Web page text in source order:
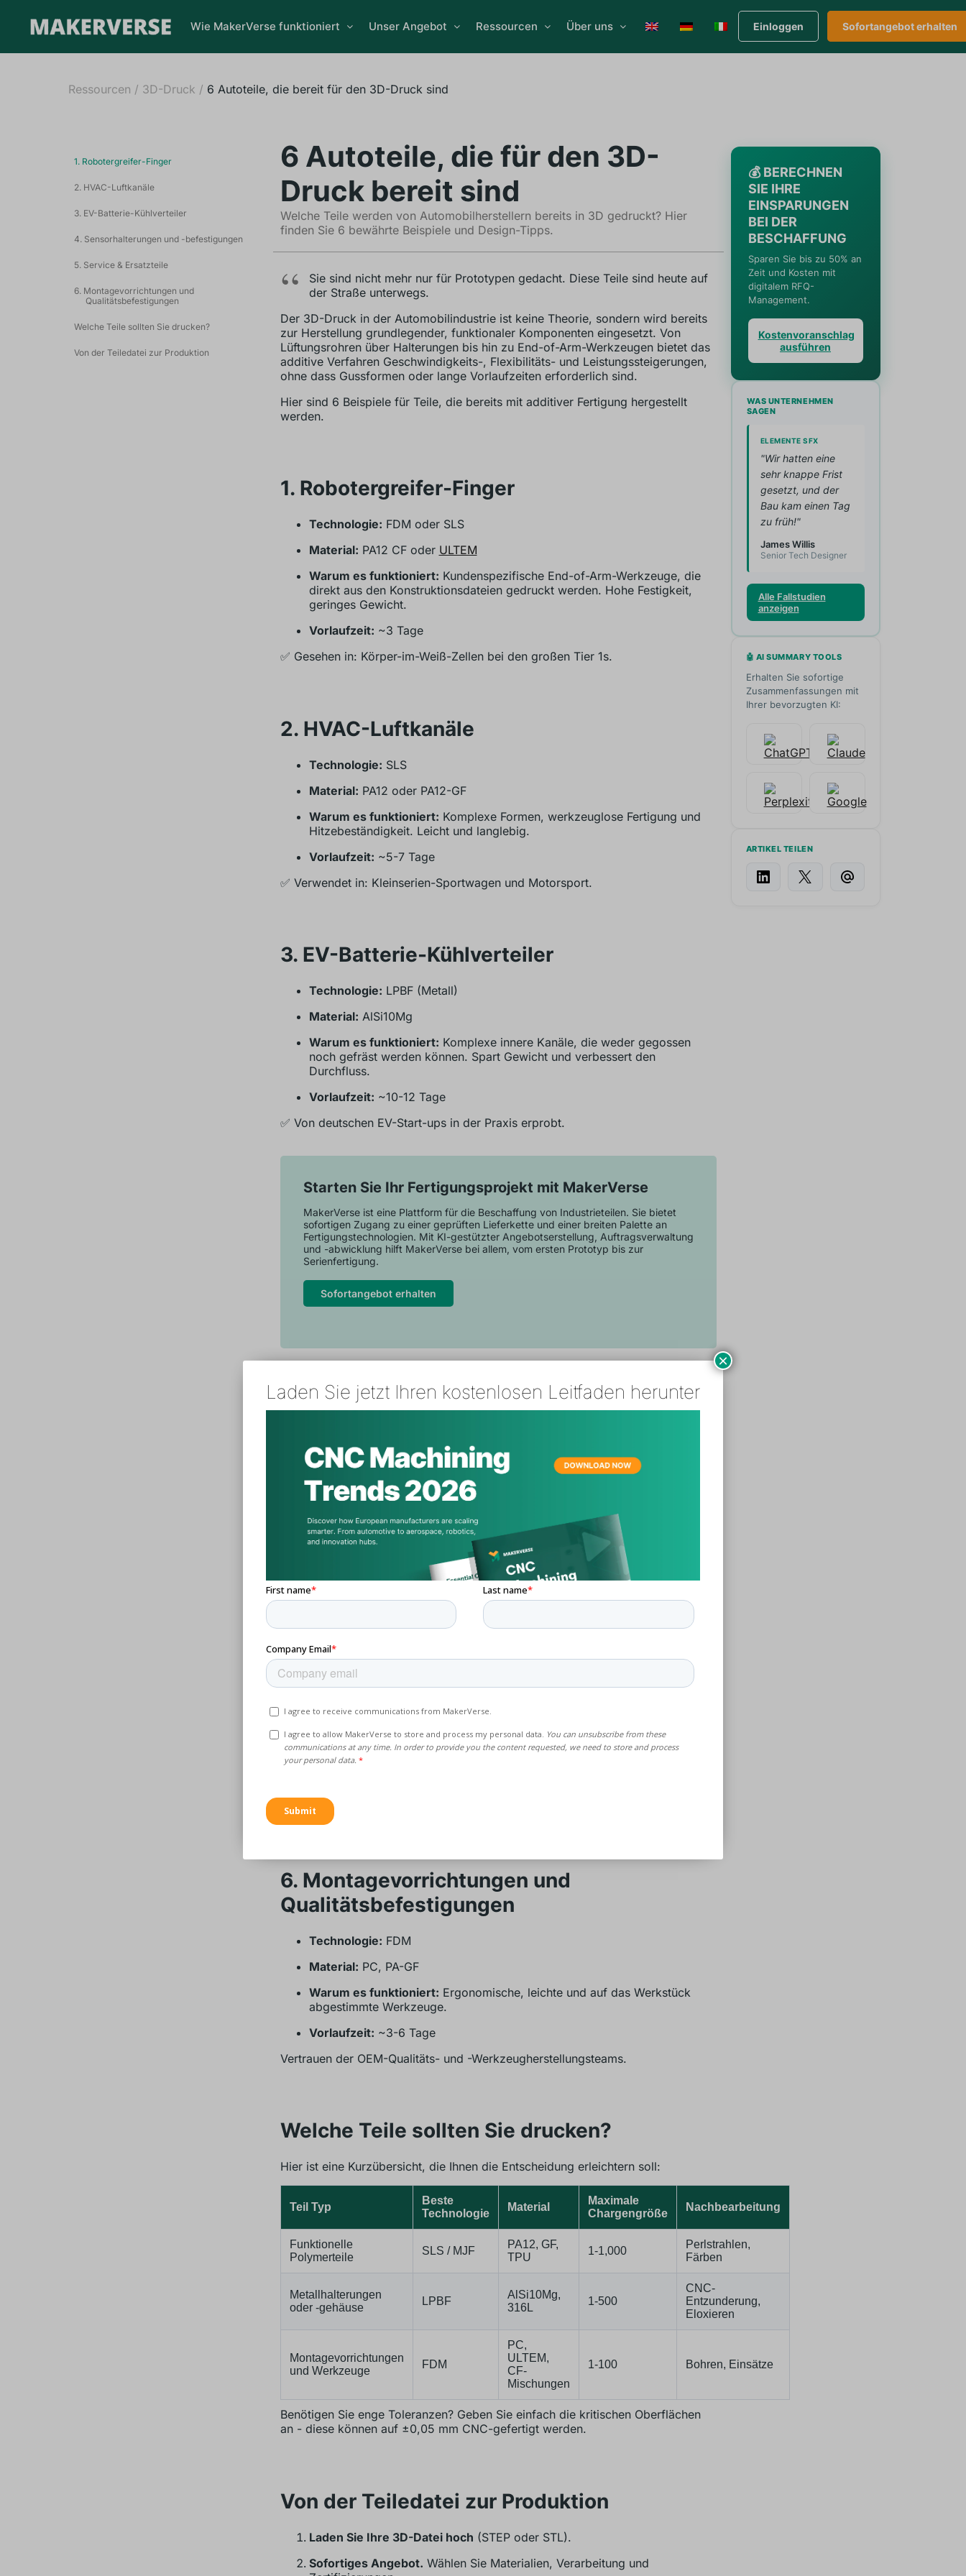
Wie MakerVerse funktioniert Unser Angebot Ressourcen Über uns Einloggen Sofortangebot erhalten
Ressourcen / 3D-Druck / 6 Autoteile, die bereit für den 3D-Druck sind
1. Robotergreifer-Finger
2. HVAC-Luftkanäle
3. EV-Batterie-Kühlverteiler
4. Sensorhalterungen und -befestigungen
5. Service & Ersatzteile
6. Montagevorrichtungen und
Qualitätsbefestigungen
Welche Teile sollten Sie drucken?
Von der Teiledatei zur Produktion
6 Autoteile, die für den 3D-
Druck bereit sind
Welche Teile werden von Automobilherstellern bereits in 3D gedruckt? Hier
finden Sie 6 bewährte Beispiele und Design-Tipps.
Sie sind nicht mehr nur für Prototypen gedacht. Diese Teile sind heute auf
der Straße unterwegs.
Der 3D-Druck in der Automobilindustrie ist keine Theorie, sondern wird bereits
zur Herstellung grundlegender, funktionaler Komponenten eingesetzt. Von
Lüftungsrohren über Halterungen bis hin zu End-of-Arm-Werkzeugen bietet das
additive Verfahren Geschwindigkeits-, Flexibilitäts- und Leistungssteigerungen,
ohne dass Gussformen oder lange Vorlaufzeiten erforderlich sind.
Hier sind 6 Beispiele für Teile, die bereits mit additiver Fertigung hergestellt
werden.
1. Robotergreifer-Finger
Technologie: FDM oder SLS
Material: PA12 CF oder ULTEM
Warum es funktioniert: Kundenspezifische End-of-Arm-Werkzeuge, die
direkt aus den Konstruktionsdateien gedruckt werden. Hohe Festigkeit,
geringes Gewicht.
Vorlaufzeit: ~3 Tage
✅ Gesehen in: Körper-im-Weiß-Zellen bei den großen Tier 1s.
2. HVAC-Luftkanäle
Technologie: SLS
Material: PA12 oder PA12-GF
Warum es funktioniert: Komplexe Formen, werkzeuglose Fertigung und
Hitzebeständigkeit. Leicht und langlebig.
Vorlaufzeit: ~5-7 Tage
✅ Verwendet in: Kleinserien-Sportwagen und Motorsport.
3. EV-Batterie-Kühlverteiler
Technologie: LPBF (Metall)
Material: AlSi10Mg
Warum es funktioniert: Komplexe innere Kanäle, die weder gegossen
noch gefräst werden können. Spart Gewicht und verbessert den
Durchfluss.
Vorlaufzeit: ~10-12 Tage
✅ Von deutschen EV-Start-ups in der Praxis erprobt.
Starten Sie Ihr Fertigungsprojekt mit MakerVerse
MakerVerse ist eine Plattform für die Beschaffung von Industrieteilen. Sie bietet
sofortigen Zugang zu einer geprüften Lieferkette und einer breiten Palette an
Fertigungstechnologien. Mit KI-gestützter Angebotserstellung, Auftragsverwaltung
und -abwicklung hilft MakerVerse bei allem, vom ersten Prototyp bis zur
Serienfertigung.
Sofortangebot erhalten
Technologie:MJF oder SLS
Material:PA12 oder TPU
Warum es funktioniert:
Schnelle Iterationen für eine perfekte Passform.
Gute Steifigkeit und Vibrationsdämpfung.
✅ Einsatz bei ADAS-Prototypen und Vorserien.
5. Service & Ersatzteile
Technologie:FDM, SLS
Material:PA12, ABS, ASA
Warum es funktioniert:Kein MOQ. Schneller Ersatz von Teilen für ältere
Fahrzeugprogramme oder Exportmärkte.
✅ Üblich auf dem Ersatzteilmarkt und in der Flottenwartung.
6. Montagevorrichtungen und
Qualitätsbefestigungen
Technologie: FDM
Material: PC, PA-GF
Warum es funktioniert: Ergonomische, leichte und auf das Werkstück
abgestimmte Werkzeuge.
Vorlaufzeit: ~3-6 Tage
Vertrauen der OEM-Qualitäts- und -Werkzeugherstellungsteams.
Welche Teile sollten Sie drucken?
Hier ist eine Kurzübersicht, die Ihnen die Entscheidung erleichtern soll:
Teil Typ
Beste
Technologie
Material
Maximale
Chargengröße
Nachbearbeitung
Funktionelle
Polymerteile
SLS / MJF
PA12, GF,
TPU
1-1,000
Perlstrahlen,
Färben
Metallhalterungen
oder -gehäuse
LPBF
AlSi10Mg,
316L
1-500
CNC-
Entzunderung,
Eloxieren
Montagevorrichtungen
und Werkzeuge
FDM
PC,
ULTEM,
CF-
Mischungen
1-100 Bohren, Einsätze
Benötigen Sie enge Toleranzen? Geben Sie einfach die kritischen Oberflächen
an - diese können auf ±0,05 mm CNC-gefertigt werden.
Von der Teiledatei zur Produktion
Laden Sie Ihre 3D-Datei hoch (STEP oder STL).
Sofortiges Angebot. Wählen Sie Materialien, Verarbeitung und
💰 BERECHNEN
SIE IHRE
EINSPARUNGEN
BEI DER
BESCHAFFUNG
Sparen Sie bis zu 50% an
Zeit und Kosten mit
digitalem RFQ-
Management.
Kostenvoranschlag
ausführen
WAS UNTERNEHMEN
SAGEN
ELEMENTE SFX
"Wir hatten eine
sehr knappe Frist
gesetzt, und der
Bau kam einen Tag
zu früh!"
James Willis
Senior Tech Designer
Alle Fallstudien
anzeigen
🤖 AI SUMMARY TOOLS
Erhalten Sie sofortige
Zusammenfassungen mit
Ihrer bevorzugten KI:
ARTIKEL TEILEN
Laden Sie jetzt Ihren kostenlosen Leitfaden herunter
×